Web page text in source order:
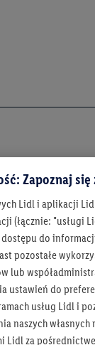
Zapoznaj
Lidl i aplikacji
(łącznie: "usługi
do
pozostałe
lub
ustawień do
usług Lidl i
naszych
Lidl za